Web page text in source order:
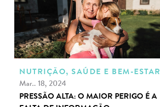
NUTRIÇÃO, SAÚDE E BEM-ESTAR
Mar.. 18, 2024
PRESSÃO ALTA: O MAIOR PERIGO É A